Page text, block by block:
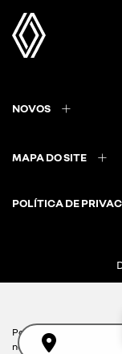
NOVOS
MAPA DO SITE
POLÍTICA DE
Para otimizar sua
nossa política de